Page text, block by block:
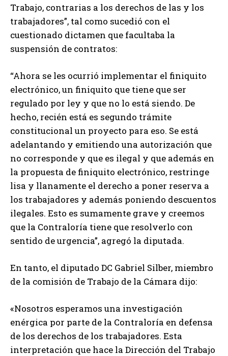
Trabajo, contrarias a los derechos de las y los
trabajadores”, tal como sucedió con el
cuestionado dictamen que facultaba la
suspensión de contratos:
“Ahora se les ocurrió implementar el finiquito
electrónico, un finiquito que tiene que ser
regulado por ley y que no lo está siendo. De
hecho, recién está es segundo trámite
constitucional un proyecto para eso. Se está
adelantando y emitiendo una autorización que
no corresponde y que es ilegal y que además en
la propuesta de finiquito electrónico, restringe
lisa y llanamente el derecho a poner reserva a
los trabajadores y además poniendo descuentos
ilegales. Esto es sumamente grave y creemos
que la Contraloría tiene que resolverlo con
sentido de urgencia”, agregó la diputada.
En tanto, el diputado DC Gabriel Silber, miembro
de la comisión de Trabajo de la Cámara dijo:
«Nosotros esperamos una investigación
enérgica por parte de la Contraloría en defensa
de los derechos de los trabajadores. Esta
interpretación que hace la Dirección del Trabajo